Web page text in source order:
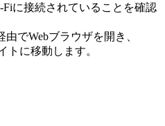
に接続されていることを確認
由でWebブラウザを開き、
トに移動します。